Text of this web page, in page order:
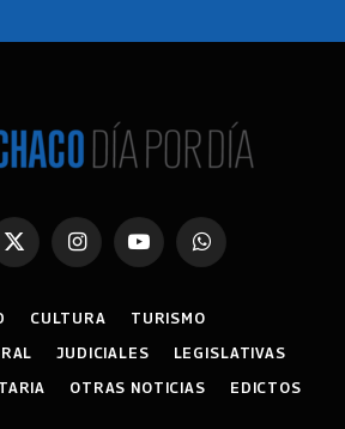
X
InstagramYouTubeWhatsApp
CULTURA
TURISMO
JUDICIALES
LEGISLATIVAS
OTRAS NOTICIAS EDICTOS